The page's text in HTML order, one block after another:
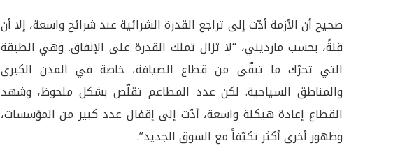
صحيح أن الأزمة أدّت إلى تراجع القدرة الشرائية عند شرائح واسعة، إلا أن
قلةً، بحسب مارديني، “لا تزال تملك القدرة على الإنفاق. وهي الطبقة
التي تحرّك ما تبقّى من قطاع الضيافة، خاصة في المدن الكبرى
والمناطق السياحية. لكن عدد المطاعم تقلّص بشكل ملحوظ، وشهد
القطاع إعادة هيكلة واسعة، أدّت إلى إقفال عدد كبير من المؤسسات،
وظهور أخرى أكثر تكيّفاً مع السوق الجديد”.